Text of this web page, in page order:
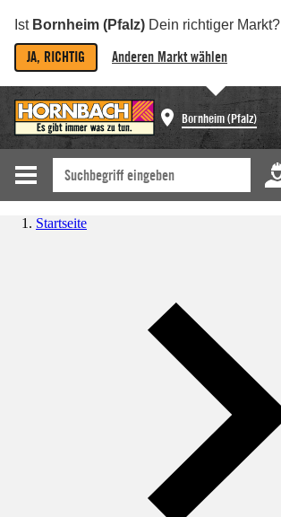
Ist Bornheim (Pfalz) Dein richtiger Markt?
JA, RICHTIG Anderen Markt wählen
Bornheim (Pfalz)
Startseite